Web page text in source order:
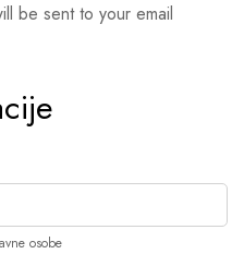
be sent to your email
osobe